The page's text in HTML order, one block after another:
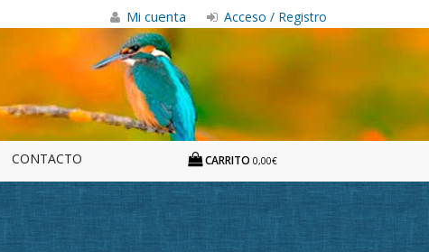
Mi cuenta Acceso / Registro
CONTACTO CARRITO 0,00€